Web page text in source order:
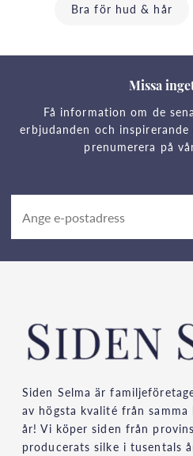
Bra för hud & hår
Missa
Få information om de
erbjudanden och
prenumerera på
Siden Selma är
av högsta kvalité från
år! Vi köper siden från
producerats silke i tusentals